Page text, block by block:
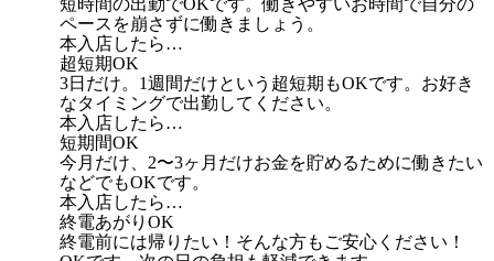
ペースを崩さずに働きましょう。
本入店したら…
超短期OK
3日だけ。1週間だけという超短期もOKです。お好き
なタイミングで出勤してください。
本入店したら…
短期間OK
今月だけ、2〜3ヶ月だけお金を貯めるために働きたい
などでもOKです。
本入店したら…
終電あがりOK
終電前には帰りたい！そんな方もご安心ください！